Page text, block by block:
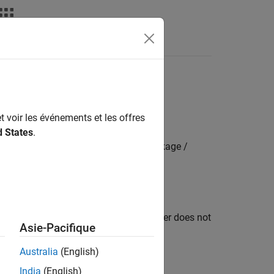
server
Coder Hardware Support Package /
server. If the MODBUS server does not
is no longer valid.
voir les événements et les offres
States.
Asie-Pacifique
Australia (English)
India (English)